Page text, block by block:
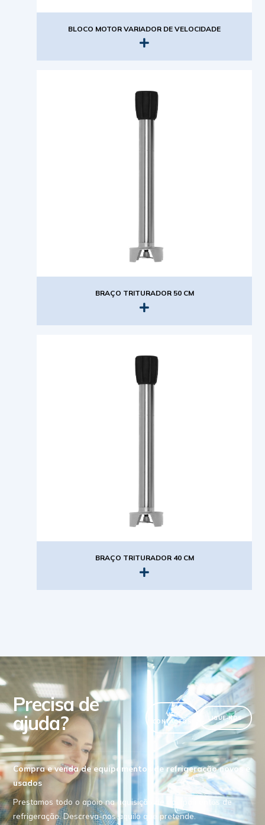
BLOCO MOTOR VARIADOR DE VELOCIDADE
BRAÇO TRITURADOR 50 CM
BRAÇO TRITURADOR 40 CM
Precisa de
ajuda?
VER
CONTACTOS
LIGUE-NOS
Compra e venda de equipamentos de refrigeração novos e
usados
Prestamos todo o apoio na aquisição de equipamentos de
refrigeração. Descreva-nos aquilo que pretende.